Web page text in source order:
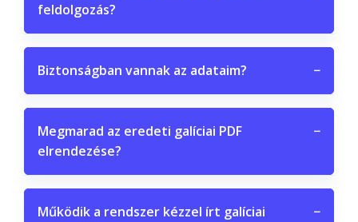
feldolgozás?
Biztonságban vannak az adataim? −
Megmarad az eredeti galíciai PDF
elrendezése?
−
Működik a rendszer kézzel írt galíciai
−